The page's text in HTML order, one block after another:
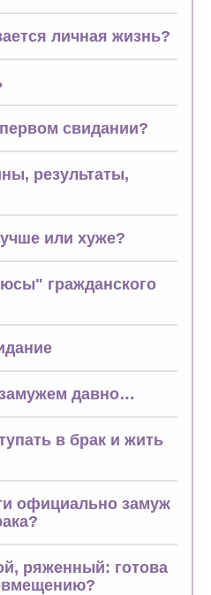
личная жизнь?
свидании?
результаты,
или хуже?
гражданского
давно…
в брак и жить
официально замуж
ряженный: готова